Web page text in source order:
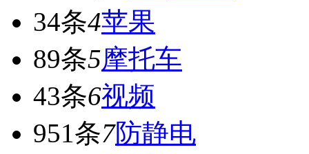
34条4苹果
89条5摩托车
43条6视频
951条7防静电